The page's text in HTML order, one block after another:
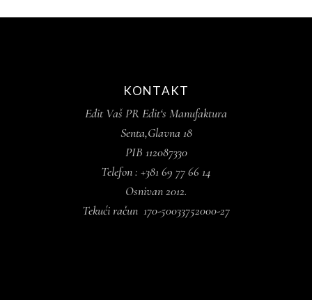
KONTAKT
Edit Vaš PR Edit‘s Manufaktura
Senta,Glavna 18
PIB 112087330
Telefon : +381 69 77 66 14
Osnivan 2012.
Tekući račun 170-50033752000-27